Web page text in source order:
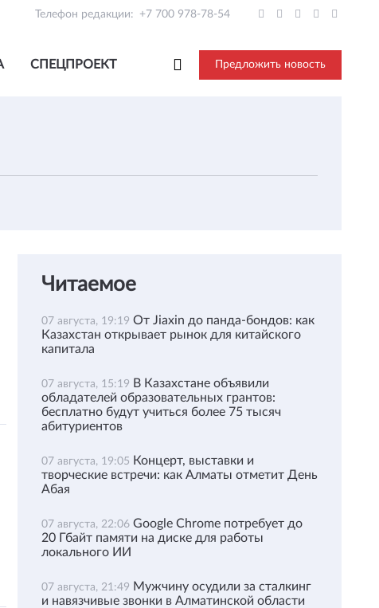
Телефон редакции: +7 700 978-78-54
СПЕЦПРОЕКТ Предложить новость
Читаемое
07 августа, 19:19 От Jiaxin до панда-бондов: как
Казахстан открывает рынок для китайского
капитала
07 августа, 15:19 В Казахстане объявили
обладателей образовательных грантов:
бесплатно будут учиться более 75 тысяч
абитуриентов
07 августа, 19:05 Концерт, выставки и
творческие встречи: как Алматы отметит День
Абая
07 августа, 22:06 Google Chrome потребует до
20 Гбайт памяти на диске для работы
локального ИИ
07 августа, 21:49 Мужчину осудили за сталкинг
и навязчивые звонки в Алматинской области